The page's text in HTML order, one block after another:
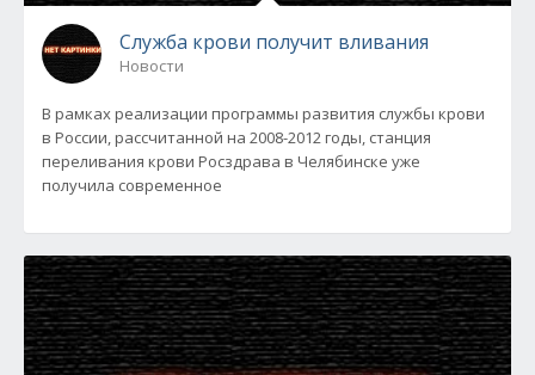
Служба крови получит вливания
Новости
В рамках реализации программы развития службы крови
в России, рассчитанной на 2008-2012 годы, станция
переливания крови Росздрава в Челябинске уже
получила современное